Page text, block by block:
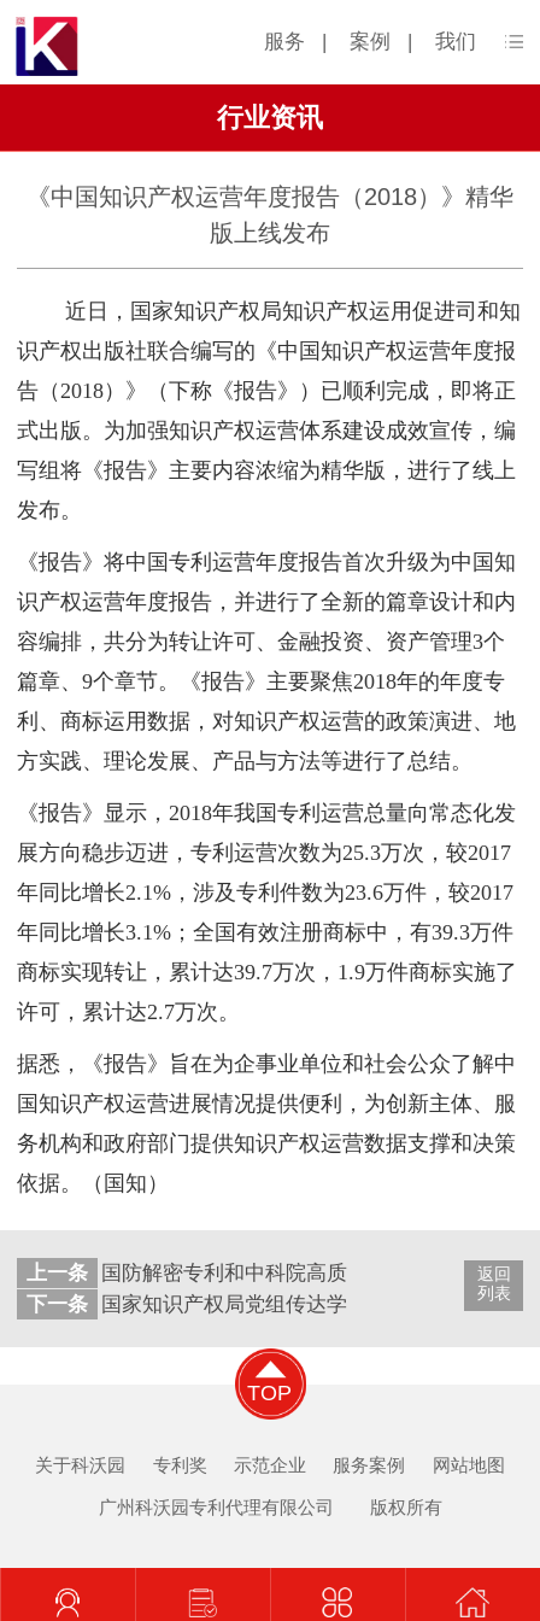
服务 | 案例 | 我们
行业资讯
《中国知识产权运营年度报告（2018）》精华
版上线发布
近日，国家知识产权局知识产权运用促进司和知
识产权出版社联合编写的《中国知识产权运营年度报
告（2018）》（下称《报告》）已顺利完成，即将正
式出版。为加强知识产权运营体系建设成效宣传，编
写组将《报告》主要内容浓缩为精华版，进行了线上
发布。
《报告》将中国专利运营年度报告首次升级为中国知
识产权运营年度报告，并进行了全新的篇章设计和内
容编排，共分为转让许可、金融投资、资产管理3个
篇章、9个章节。《报告》主要聚焦2018年的年度专
利、商标运用数据，对知识产权运营的政策演进、地
方实践、理论发展、产品与方法等进行了总结。
《报告》显示，2018年我国专利运营总量向常态化发
展方向稳步迈进，专利运营次数为25.3万次，较2017
年同比增长2.1%，涉及专利件数为23.6万件，较2017
年同比增长3.1%；全国有效注册商标中，有39.3万件
商标实现转让，累计达39.7万次，1.9万件商标实施了
许可，累计达2.7万次。
据悉，《报告》旨在为企事业单位和社会公众了解中
国知识产权运营进展情况提供便利，为创新主体、服
务机构和政府部门提供知识产权运营数据支撑和决策
依据。（国知）
返回
列表
上一条
国防解密专利和中科院高质量专利在渝发布
下一条
国家知识产权局党组传达学习贯彻中央经济工作
TOP
关于科沃园 专利奖 示范企业 服务案例 网站地图
广州科沃园专利代理有限公司 版权所有